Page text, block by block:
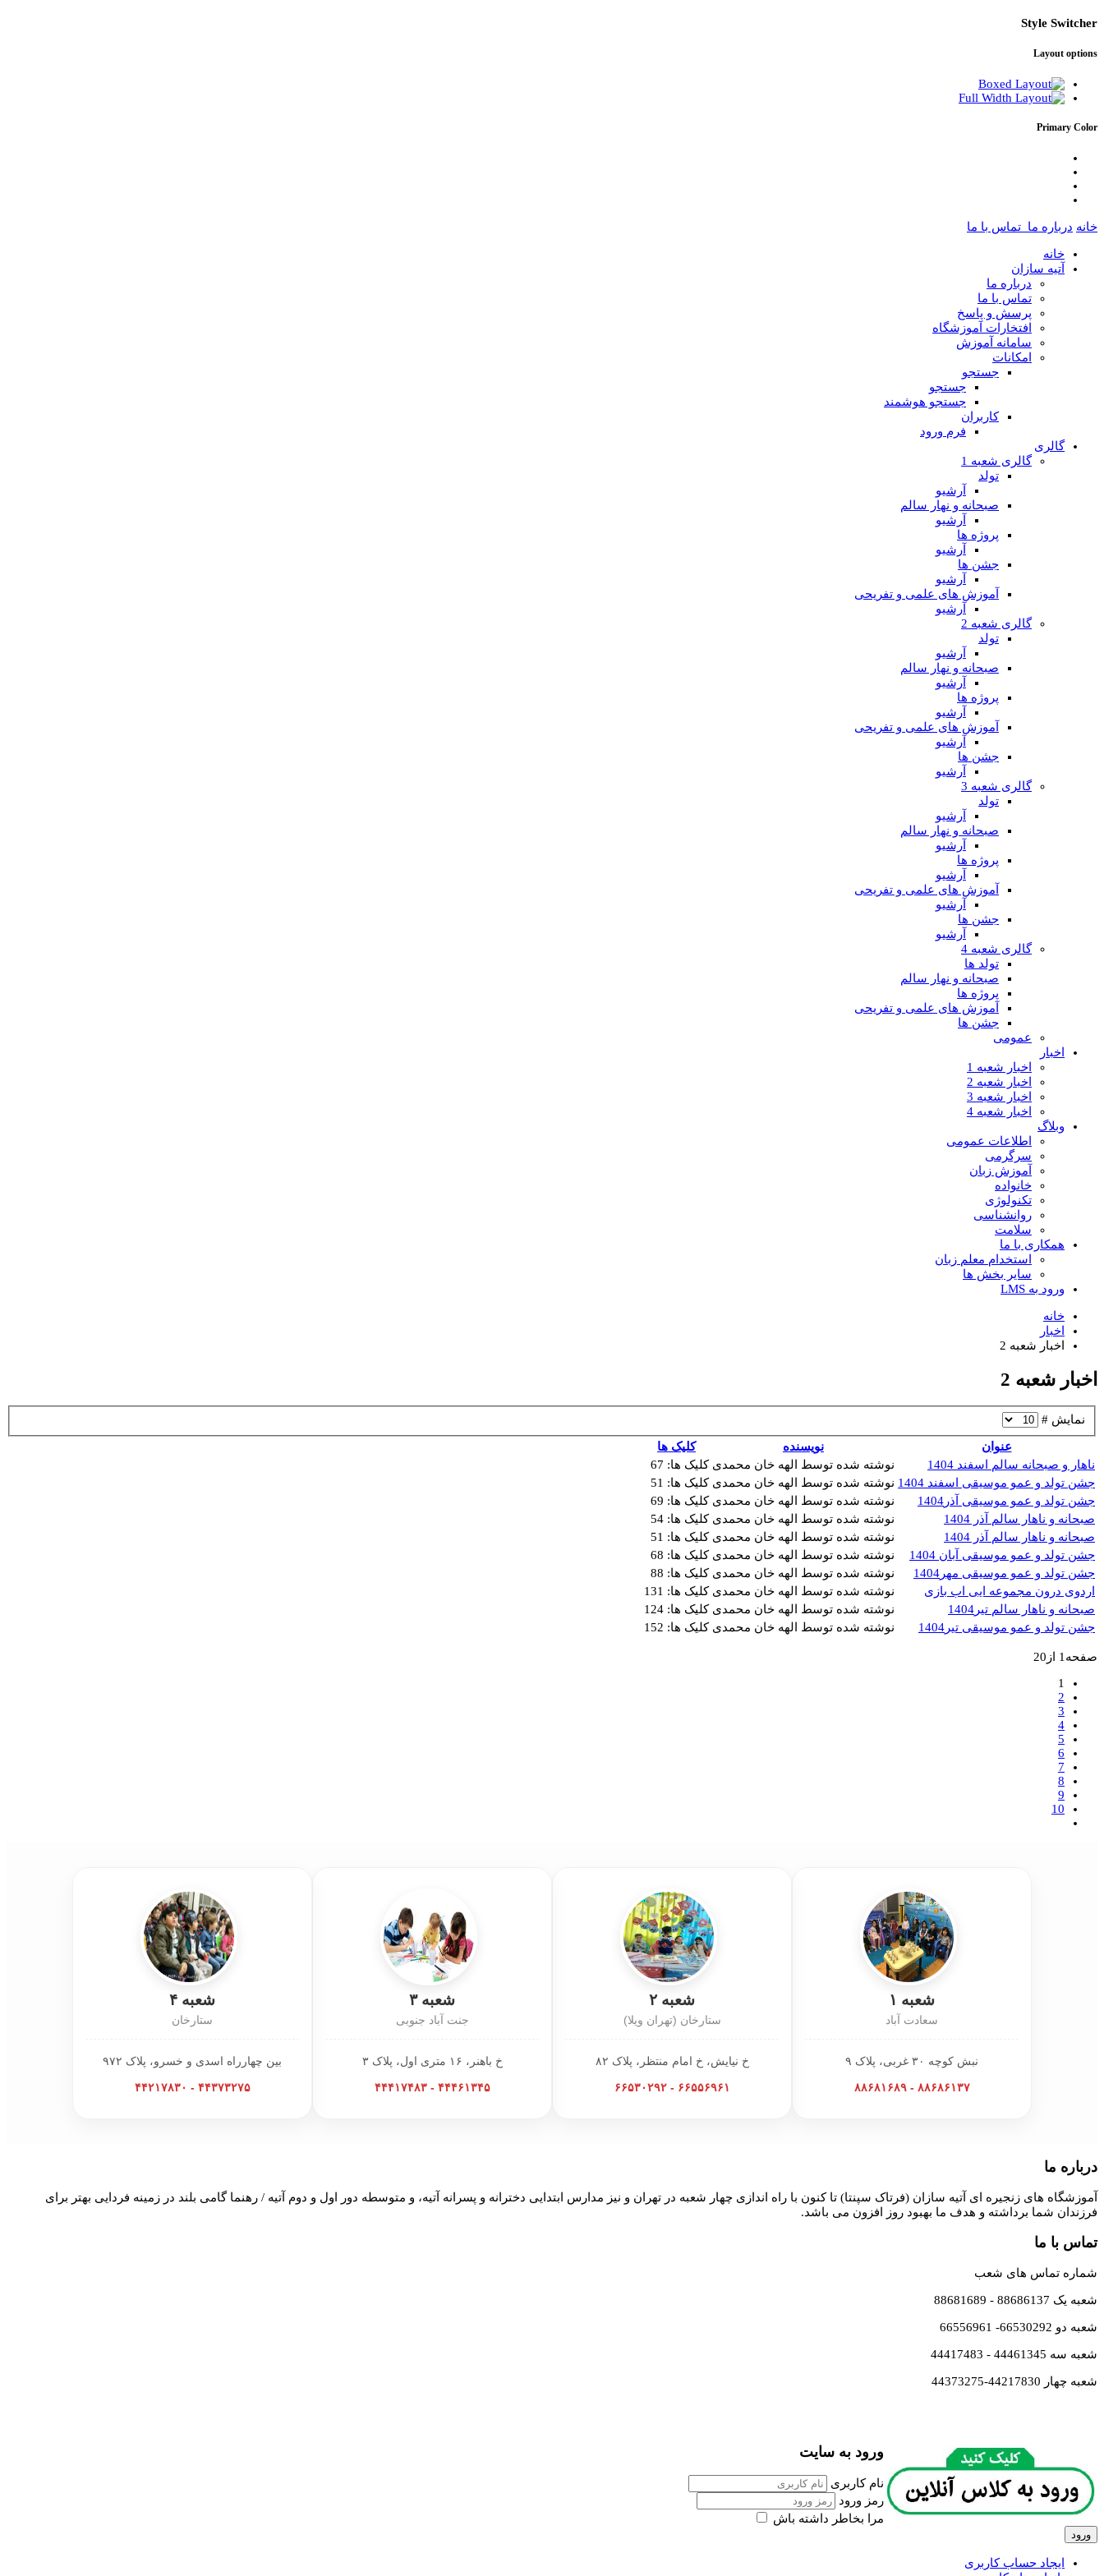
Style Switcher
Layout options
Primary Color
خانه درباره ما تماس با ما
خانه
آتیه سازان
درباره ما
تماس با ما
پرسش و پاسخ
افتخارات آموزشگاه
سامانه آموزش
امکانات
جستجو
جستجو
جستجو هوشمند
کاربران
فرم ورود
گالری
گالری شعبه 1
تولد
آرشیو
صبحانه و نهار سالم
آرشیو
پروژه ها
آرشیو
جشن ها
آرشیو
آموزش های علمی و تفریحی
آرشیو
گالری شعبه 2
تولد
آرشیو
صبحانه و نهار سالم
آرشیو
پروژه ها
آرشیو
آموزش های علمی و تفریحی
آرشیو
جشن ها
آرشیو
گالری شعبه 3
تولد
آرشیو
صبحانه و نهار سالم
آرشیو
پروژه ها
آرشیو
آموزش های علمی و تفریحی
آرشیو
جشن ها
آرشیو
گالری شعبه 4
تولد ها
صبحانه و نهار سالم
پروژه ها
آموزش های علمی و تفریحی
جشن ها
عمومی
اخبار
اخبار شعبه 1
اخبار شعبه 2
اخبار شعبه 3
اخبار شعبه 4
وبلاگ
اطلاعات عمومی
سرگرمی
آموزش زبان
خانواده
تکنولوژی
روانشناسی
سلامت
همکاری با ما
استخدام معلم زبان
سایر بخش ها
ورود به LMS
خانه
اخبار
اخبار شعبه 2
اخبار شعبه 2
نمایش #
عنوان نویسنده
کلیک ها
ناهار و صبحانه سالم اسفند 1404
نوشته شده توسط الهه خان محمدی کلیک ها: 67
جشن تولد و عمو موسیقی اسفند 1404
نوشته شده توسط الهه خان محمدی کلیک ها: 51
جشن تولد و عمو موسیقی آذر1404
نوشته شده توسط الهه خان محمدی کلیک ها: 69
صبحانه و ناهار سالم آذر 1404
نوشته شده توسط الهه خان محمدی کلیک ها: 54
صبحانه و ناهار سالم آذر 1404
نوشته شده توسط الهه خان محمدی کلیک ها: 51
جشن تولد و عمو موسیقی آبان 1404
نوشته شده توسط الهه خان محمدی کلیک ها: 68
جشن تولد و عمو موسیقی مهر1404
نوشته شده توسط الهه خان محمدی کلیک ها: 88
اردوی درون مجموعه ایی اب بازی
نوشته شده توسط الهه خان محمدی کلیک ها: 131
صبحانه و ناهار سالم تیر1404
نوشته شده توسط الهه خان محمدی کلیک ها: 124
جشن تولد و عمو موسیقی تیر1404
نوشته شده توسط الهه خان محمدی کلیک ها: 152
صفحه1 از20
1
2
3
4
5
6
7
8
9
10
شعبه ۱
سعادت آباد
نبش کوچه ۳۰ غربی، پلاک ۹
۸۸۶۸۶۱۳۷ - ۸۸۶۸۱۶۸۹
شعبه ۲
ستارخان (تهران ویلا)
خ نیایش، خ امام منتظر، پلاک ۸۲
۶۶۵۵۶۹۶۱ - ۶۶۵۳۰۲۹۲
شعبه ۳
جنت آباد جنوبی
خ باهنر، ۱۶ متری اول، پلاک ۳
۴۴۴۶۱۳۴۵ - ۴۴۴۱۷۴۸۳
شعبه ۴
ستارخان
بین چهارراه اسدی و خسرو، پلاک ۹۷۲
۴۴۳۷۳۲۷۵ - ۴۴۲۱۷۸۳۰
درباره ما
آموزشگاه های زنجیره ای آتیه سازان (فرتاک سپنتا) تا کنون با راه اندازی چهار شعبه در تهران و نیز مدارس ابتدایی دخترانه و پسرانه آتیه، و متوسطه دور اول و دوم آتیه / رهنما گامی بلند در زمینه فردایی بهتر برای
فرزندان شما برداشته و هدف ما بهبود روز افزون می باشد.
تماس با ما
شماره تماس های شعب
شعبه یک 88686137 - 88681689
شعبه دو 66530292- 66556961
شعبه سه 44461345 - 44417483
شعبه چهار 44217830-44373275
ورود به سایت
نام کاربری
رمز ورود
مرا بخاطر داشته باش
ورود
ایجاد حساب کاربری